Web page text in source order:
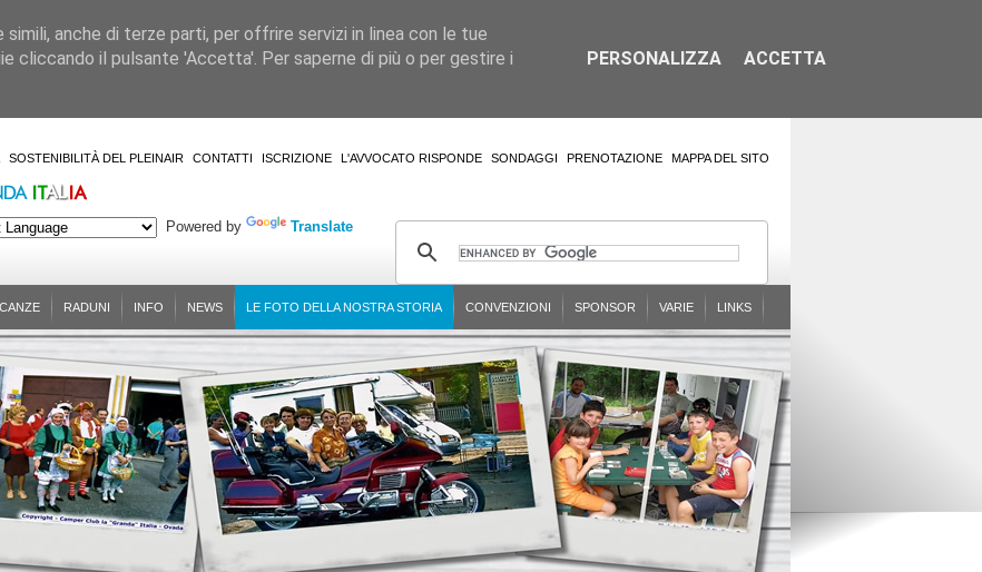
SOSTENIBILITÀ DEL PLEINAIR CONTATTI ISCRIZIONE L'AVVOCATO RISPONDE SONDAGGI PRENOTAZIONE MAPPA DEL SITO
Powered by Translate
RADUNI INFO NEWS LE FOTO DELLA NOSTRA STORIA CONVENZIONI SPONSOR VARIE LINKS
anche di terze parti, per offrire servizi in linea con le tue
cliccando il pulsante 'Accetta'. Per saperne di più o per gestire i
PERSONALIZZA ACCETTA